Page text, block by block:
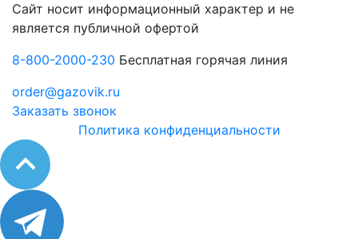
Сайт носит информационный характер и не
является публичной офертой
8-800-2000-230 Бесплатная горячая линия
order@gazovik.ru
Заказать звонок
Политика конфиденциальности